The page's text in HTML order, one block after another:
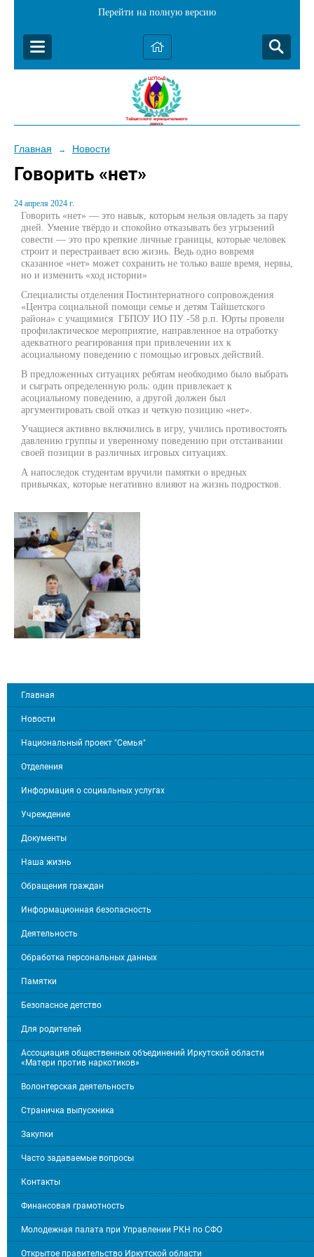
Перейти на полную версию
Главная → Новости
Говорить «нет»
24 апреля 2024 г.
Говорить «нет» — это навык, которым нельзя овладеть за пару
дней. Умение твёрдо и спокойно отказывать без угрызений
совести — это про крепкие личные границы, которые человек
строит и перестраивает всю жизнь. Ведь одно вовремя
сказанное «нет» может сохранить не только ваше время, нервы,
но и изменить «ход истории»
Специалисты отделения Постинтернатного сопровождения
«Центра социальной помощи семье и детям Тайшетского
района» с учащимися ГБПОУ ИО ПУ -58 р.п. Юрты провели
профилактическое мероприятие, направленное на отработку
адекватного реагирования при привлечении их к
асоциальному поведению с помощью игровых действий.
В предложенных ситуациях ребятам необходимо было выбрать
и сыграть определенную роль: один привлекает к
асоциальному поведению, а другой должен был
аргументировать свой отказ и четкую позицию «нет».
Учащиеся активно включились в игру, учились противостоять
давлению группы и уверенному поведению при отстаивании
своей позиции в различных игровых ситуациях.
А напоследок студентам вручили памятки о вредных
привычках, которые негативно влияют на жизнь подростков.
Главная
Новости
Национальный проект "Семья"
Отделения
Информация о социальных услугах
Учреждение
Документы
Наша жизнь
Обращения граждан
Информационная безопасность
Деятельность
Обработка персональных данных
Памятки
Безопасное детство
Для родителей
Ассоциация общественных объединений Иркутской области
«Матери против наркотиков»
Волонтерская деятельность
Страничка выпускника
Закупки
Часто задаваемые вопросы
Контакты
Финансовая грамотность
Молодежная палата при Управлении РКН по СФО
Открытое правительство Иркутской области